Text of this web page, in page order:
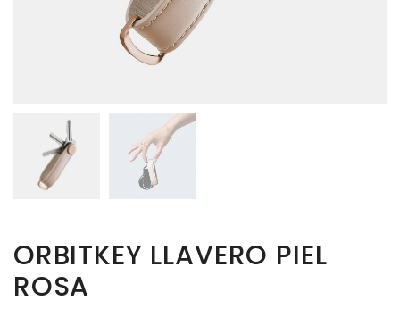
ORBITKEY LLAVERO PIEL
ROSA